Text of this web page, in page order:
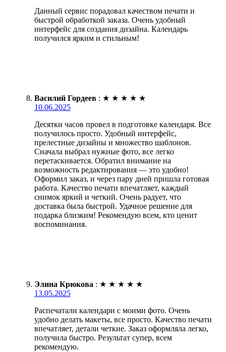
Данный сервис порадовал качеством печати и
быстрой обработкой заказа. Очень удобный
интерфейс для создания дизайна. Календарь
получился ярким и стильным!
Василий Гордеев : ★ ★ ★ ★ ★
10.06.2025
Десятки часов провел в подготовке календаря. Все
получилось просто. Удобный интерфейс,
прелестные дизайны и множество шаблонов.
Сначала выбрал нужные фото, все легко
перетаскивается. Обратил внимание на
возможность редактирования — это удобно!
Оформил заказ, и через пару дней пришла готовая
работа. Качество печати впечатляет, каждый
снимок яркий и четкий. Очень радует, что
доставка была быстрой. Удачное решение для
подарка близким! Рекомендую всем, кто ценит
воспоминания.
Элина Крюкова : ★ ★ ★ ★ ★
13.05.2025
Распечатали календари с моими фото. Очень
удобно делать макеты, все просто. Качество печати
впечатляет, детали четкие. Заказ оформляла легко,
получила быстро. Результат супер, всем
рекомендую.